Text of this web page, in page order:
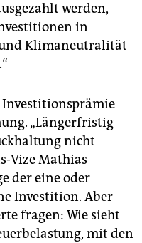
werden,
in
Klimaneutralität
„Längerfristig
nicht
Vize Mathias
der eine oder
Investition. Aber
fragen: Wie sieht
mit den